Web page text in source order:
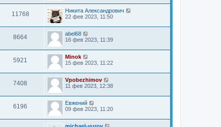
11768
Никита Александрович
22 фев 2023, 11:50
8664
abel68
16 фев 2023, 11:39
5921
Minok
15 фев 2023, 11:22
7408
Vpobezhimov
11 фев 2023, 12:38
6196
Евжений
09 фев 2023, 11:20